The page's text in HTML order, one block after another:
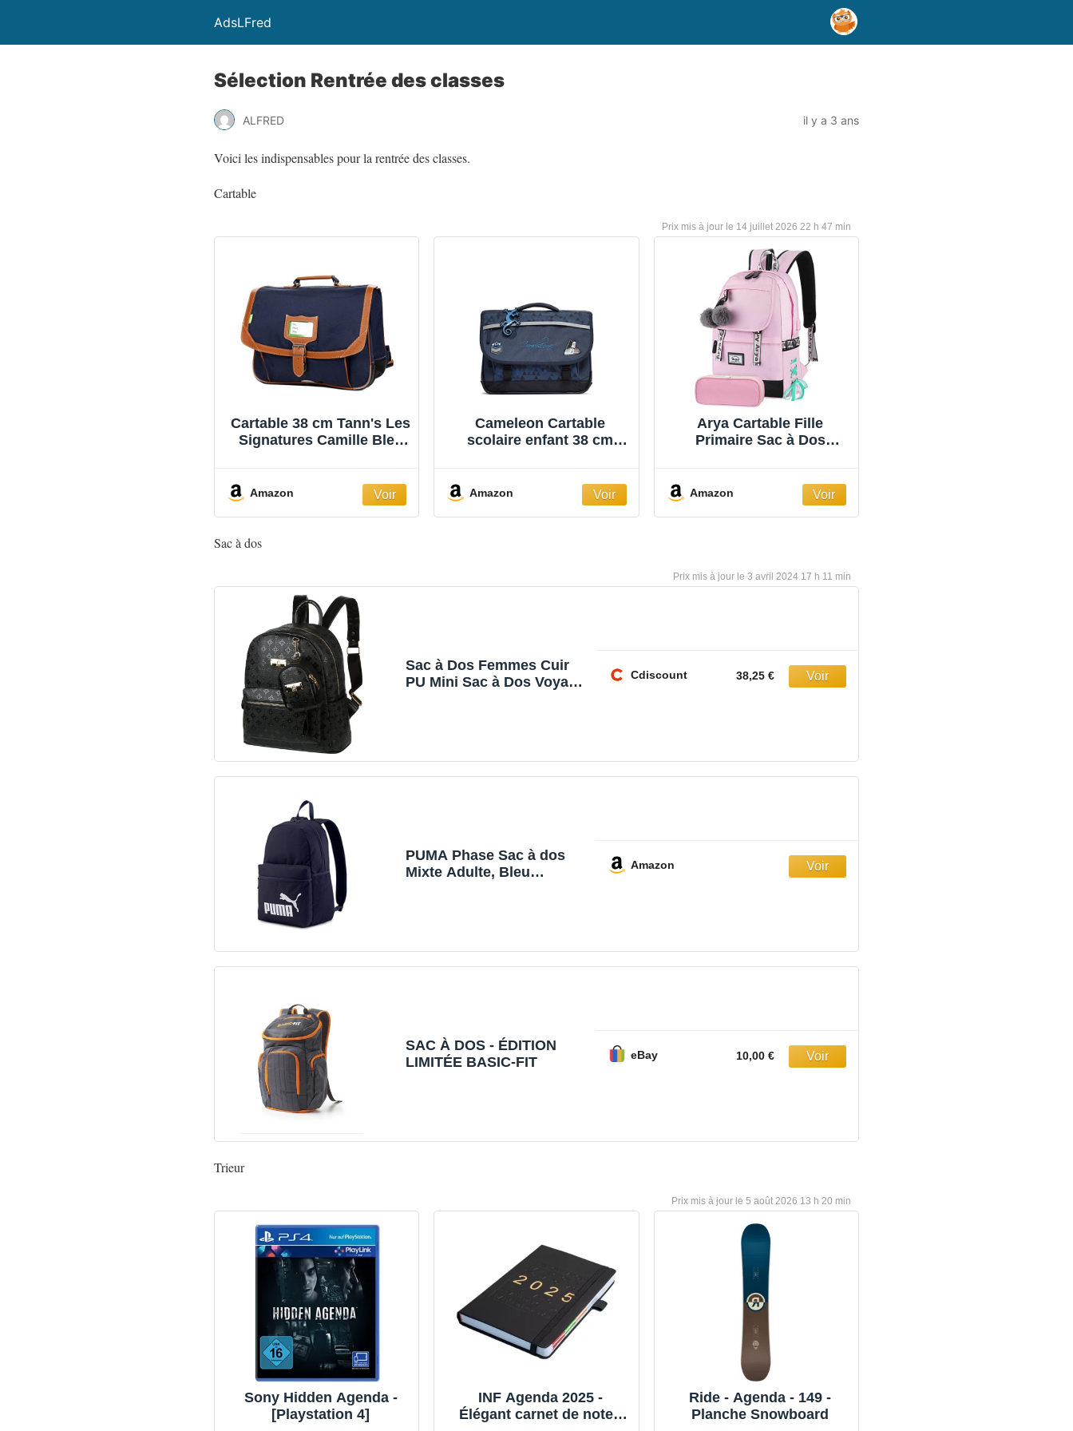
AdsLFred
Sélection Rentrée des classes
ALFRED il y a 3 ans
Voici les indispensables pour la rentrée des classes.
Cartable
14 juillet 2026 22 h 47 min
Cartable 38 cm Tann's Les
Signatures Camille Bleu
Amazon
Cameleon Cartable
scolaire enfant 38 cm
le CP, CE1 et CE2. Pour
enfants. Existe en divers
Amazon
Arya Cartable Fille
Primaire Sac à Dos
Sac ècole Adolescent
Filles 8 9 10 11 12 13 14
Amazon
Sac à dos
3 avril 2024 17 h 11 min
Sac à Dos Femmes Cuir
PU Mini Sac à Dos Voyage
Cdiscount 38,25 €
PUMA Phase Sac à dos
Mixte Adulte, Bleu
Amazon
SAC À DOS - ÉDITION
LIMITÉE BASIC-FIT
eBay 10,00 €
Trieur
5 août 2026 13 h 20 min
Sony Hidden Agenda -
[Playstation 4]
INF Agenda 2025 -
Élégant carnet de notes
Ride - Agenda - 149 -
Planche Snowboard